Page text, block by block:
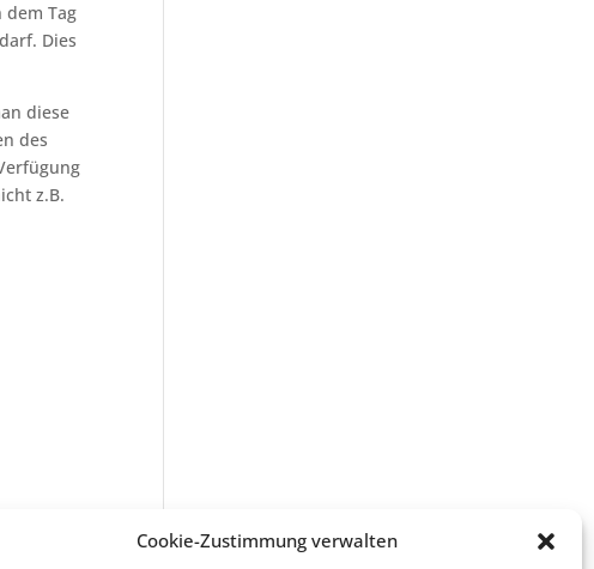
Cookie-Zustimmung verwalten
dem Tag
Dies
diese
des
z.B.